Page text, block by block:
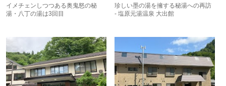
イメチェンしつつある奥鬼怒の秘
湯・八丁の湯は3回目
珍しい墨の湯を擁する秘湯への再訪
- 塩原元湯温泉 大出館